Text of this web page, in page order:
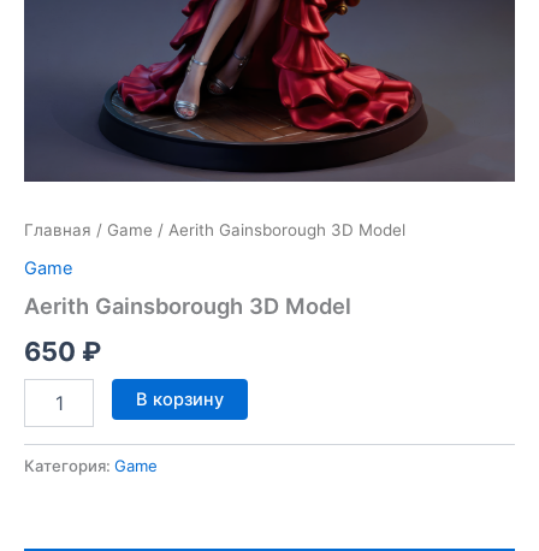
Главная / Game / Aerith Gainsborough 3D Model
Game
Aerith Gainsborough 3D Model
650 ₽
Количество
товара
Gainsborough
В корзину
Категория: Game